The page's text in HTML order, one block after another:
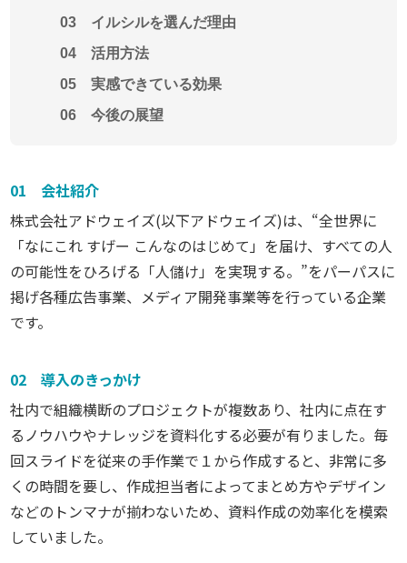
03 イルシルを選んだ理由
04 活用方法
05 実感できている効果
06 今後の展望
01 会社紹介
株式会社アドウェイズ(以下アドウェイズ)は、“全世界に
「なにこれ すげー こんなのはじめて」を届け、すべての人
の可能性をひろげる「人儲け」を実現する。”をパーパスに
掲げ各種広告事業、メディア開発事業等を行っている企業
です。
02 導入のきっかけ
社内で組織横断のプロジェクトが複数あり、社内に点在す
るノウハウやナレッジを資料化する必要が有りました。毎
回スライドを従来の手作業で１から作成すると、非常に多
くの時間を要し、作成担当者によってまとめ方やデザイン
などのトンマナが揃わないため、資料作成の効率化を模索
していました。